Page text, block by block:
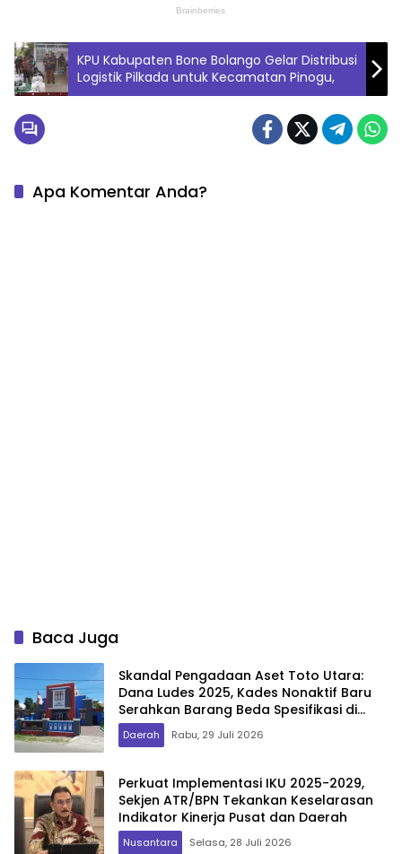
KPU Kabupaten Bone Bolango Gelar Distribusi
Logistik Pilkada untuk Kecamatan Pinogu,
Apa Komentar Anda?
Baca Juga
Skandal Pengadaan Aset Toto Utara:
Dana Ludes 2025, Kades Nonaktif Baru
Serahkan Barang Beda Spesifikasi di
2026
Daerah Rabu, 29 Juli 2026
Perkuat Implementasi IKU 2025-2029,
Sekjen ATR/BPN Tekankan Keselarasan
Indikator Kinerja Pusat dan Daerah
Nusantara Selasa, 28 Juli 2026